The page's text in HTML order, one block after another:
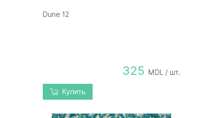
Dune 12
325 MDL / шт.
Купить